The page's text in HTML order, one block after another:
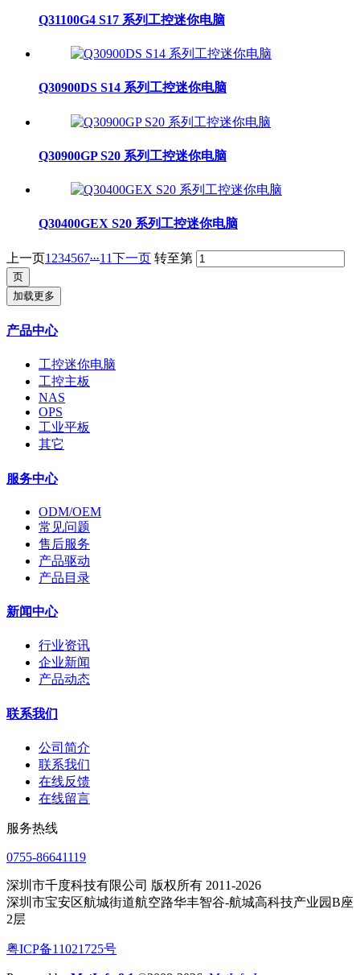
Q31100G4 S17 系列工控迷你电脑
Q30900DS S14 系列工控迷你电脑
Q30900GP S20 系列工控迷你电脑
Q30400GEX S20 系列工控迷你电脑
上一页1 234567...11下一页 转至第
加载更多
产品中心
工控迷你电脑
工控主板
NAS
OPS
工业平板
其它
服务中心
ODM/OEM
常见问题
售后服务
产品驱动
产品目录
新闻中心
行业资讯
企业新闻
产品动态
联系我们
公司简介
联系我们
在线反馈
在线留言
服务热线
0755-86641119
深圳市千度科技有限公司 版权所有 2011-2026
深圳市宝安区航城街道航空路华丰智谷-航城高科技产业园B座
2层
粤ICP备11021725号